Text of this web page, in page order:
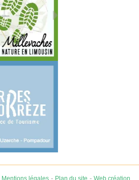
Mentions légales- Plan du site - Web création